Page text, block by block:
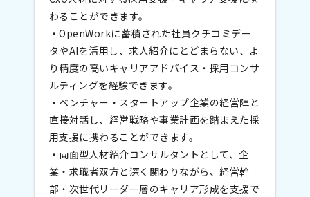
わることができます。
・OpenWorkに蓄積された社員クチコミデー
タやAIを活用し、求人紹介にとどまらない、よ
り精度の高いキャリアアドバイス・採用コンサ
ルティングを経験できます。
・ベンチャー・スタートアップ企業の経営陣と
直接対話し、経営戦略や事業計画を踏まえた採
用支援に携わることができます。
・両面型人材紹介コンサルタントとして、企
業・求職者双方と深く関わりながら、経営幹
部・次世代リーダー層のキャリア形成を支援で